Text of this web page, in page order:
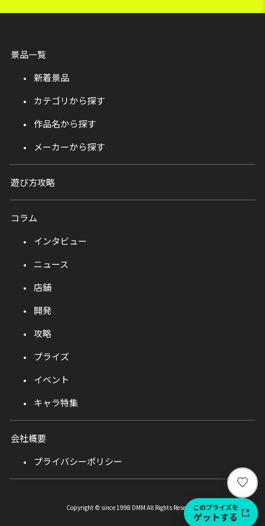
い
い
このプライズを
ゲットする
景品一覧
新着景品
カテゴリから探す
作品名から探す
メーカーから探す
遊び方攻略
コラム
インタビュー
ニュース
店舗
開発
攻略
プライズ
イベント
キャラ特集
会社概要
プライバシーポリシー
Copyright © since 1998 DMM All Rights Reserved.